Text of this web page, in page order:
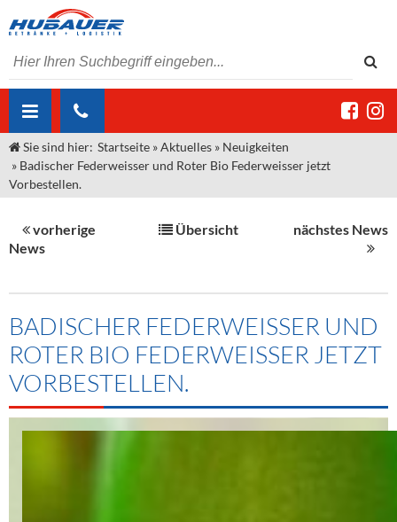
ÜBER UNS
Jobs
Unser Liefergebiet
Unser Team
Kontakt
AKTUELLES
Angebote Gastronomie & Großhandel
Großhandel
Innovation - Die Neue Art des Bierzapfens
"DroughtMaster"
Neuigkeiten
Termine
MARKEN & PRODUKTE
Weine & Schaumwein
Sirup
Spirituosen
Bier
Alkoholfreie Getränke
Kommisionskauf & Lieferbedingungen
Fremddienstleistungen
Sie sind hier: Startseite »Aktuelles » Neuigkeiten
» Badischer Federweisser und Roter Bio Federweisser jetzt
Vorbestellen.
vorherige
News
Übersicht nächstes News
BADISCHER FEDERWEISSER UND
ROTER BIO FEDERWEISSER JETZT
VORBESTELLEN.